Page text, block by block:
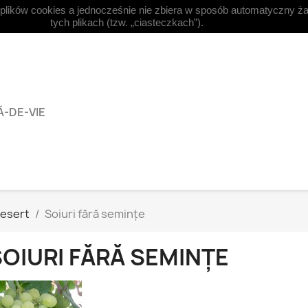
Română Moneda:EUR € 
DE-VIE
Soiuri fără semințe
FĂRĂ SEMINȚE
cookies a jednocześnie nie zbiera w sposób automatyczny
tych plikach (tzw. „ciasteczkach”).